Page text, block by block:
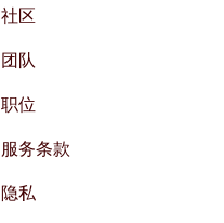
社区
团队
职位
服务条款
隐私